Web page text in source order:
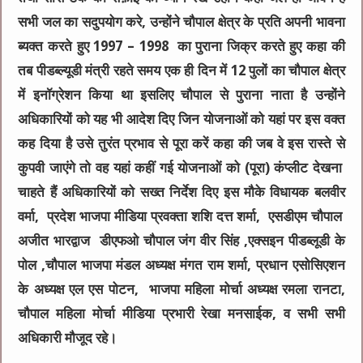
सभी जल का सदुपयोग करे, उन्होंने चौपाल क्षेत्र के प्रति अपनी भावना
ब्यक्त करते हुए 1997 – 1998 का पुराना जिक्र करते हुए कहा की
तब पीडब्ल्यूडी मंत्री रहते समय एक ही दिन में 12 पुलों का चौपाल क्षेत्र
में इनॉग्रेशन किया था इसलिए चौपाल से पुराना नाता है उन्होंने
अधिकारियों को यह भी आदेश दिए जिन योजनाओं को यहां पर इस वक्त
कह दिया है उसे तुरंत प्रभाव से पूरा करें कहा की जब वे इस रास्ते से
कुपवी जाएंगे तो वह यहां कहीं गई योजनाओं को (पूरा) कंप्लीट देखना
चाहते हैं अधिकारियों को सख्त निर्देश दिए इस मौके विधायक बलवीर
वर्मा, प्रदेश भाजपा मीडिया प्रवक्ता शशि दत्त शर्मा, एसडीएम चौपाल
अजीत भारद्वाज डीएफओ चौपाल जंग वीर सिंह ,एक्सइन पीडब्लूडी के
पोल ,चौपाल भाजपा मंडल अध्यक्ष मंगत राम शर्मा, प्रधान एसोसिएशन
के अध्यक्ष एल एस पोटन, भाजपा महिला मोर्चा अध्यक्ष रमला रानटा,
चौपाल महिला मोर्चा मीडिया प्रभारी रेखा मनसाईक, व सभी सभी
अधिकारी मौजूद रहे।